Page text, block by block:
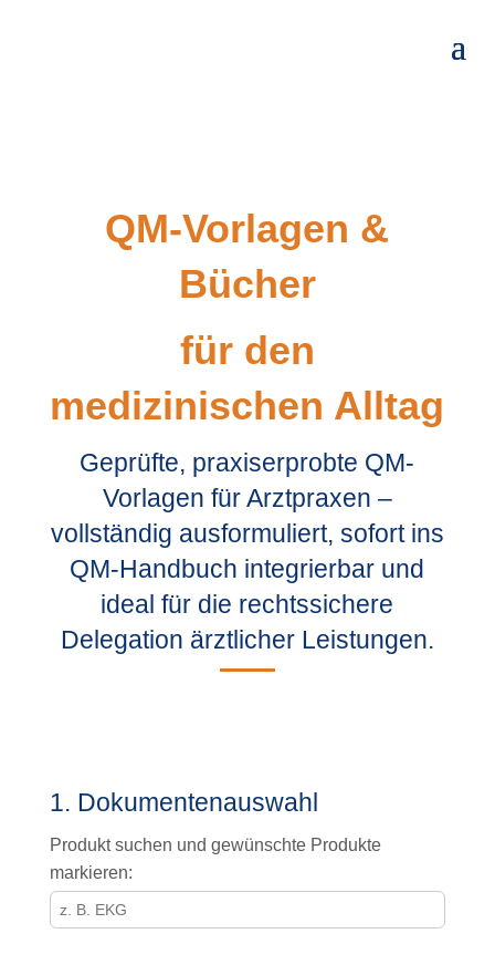
QM-Vorlagen &
Bücher
für den
medizinischen Alltag
Geprüfte, praxiserprobte QM-
Vorlagen für Arztpraxen –
vollständig ausformuliert, sofort ins
QM-Handbuch integrierbar und
ideal für die rechtssichere
Delegation ärztlicher Leistungen.
1. Dokumentenauswahl
Produkt suchen und gewünschte Produkte
markieren: